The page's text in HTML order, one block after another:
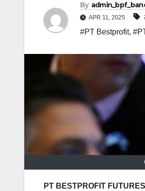
By
APR 11, 2025
#PT Bestprofit,
PT BESTPROFIT